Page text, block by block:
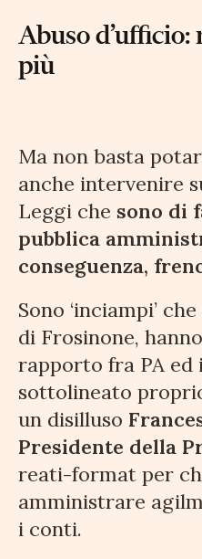
Abuso
più
Ma non basta
anche intervenire
Leggi che sono di
pubblica
conseguenza,
Sono ‘inciampi’
di Frosinone,
rapporto fra PA
sottolineato
un disilluso
Presidente della
reati-format per
amministrare
i conti.